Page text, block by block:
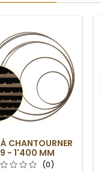
CHANTOURNER
- 1'400 MM
(0)